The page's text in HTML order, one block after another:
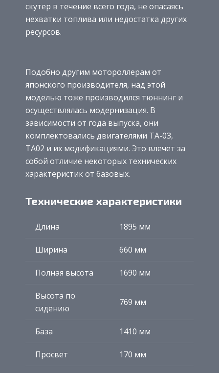
скутер в течение всего года, не опасаясь
нехватки топлива или недостатка других
ресурсов.
Подобно другим мотороллерам от
японского производителя, над этой
моделью тоже производился тюннинг и
осуществлялась модернизация. В
зависимости от года выпуска, они
комплектовались двигателями TA-03,
TA02 и их модификациями. Это влечет за
собой отличие некоторых технических
характеристик от базовых.
Технические характеристики
Длина 1895 мм
Ширина 660 мм
Полная высота 1690 мм
Высота по
сидению
769 мм
База 1410 мм
Просвет 170 мм